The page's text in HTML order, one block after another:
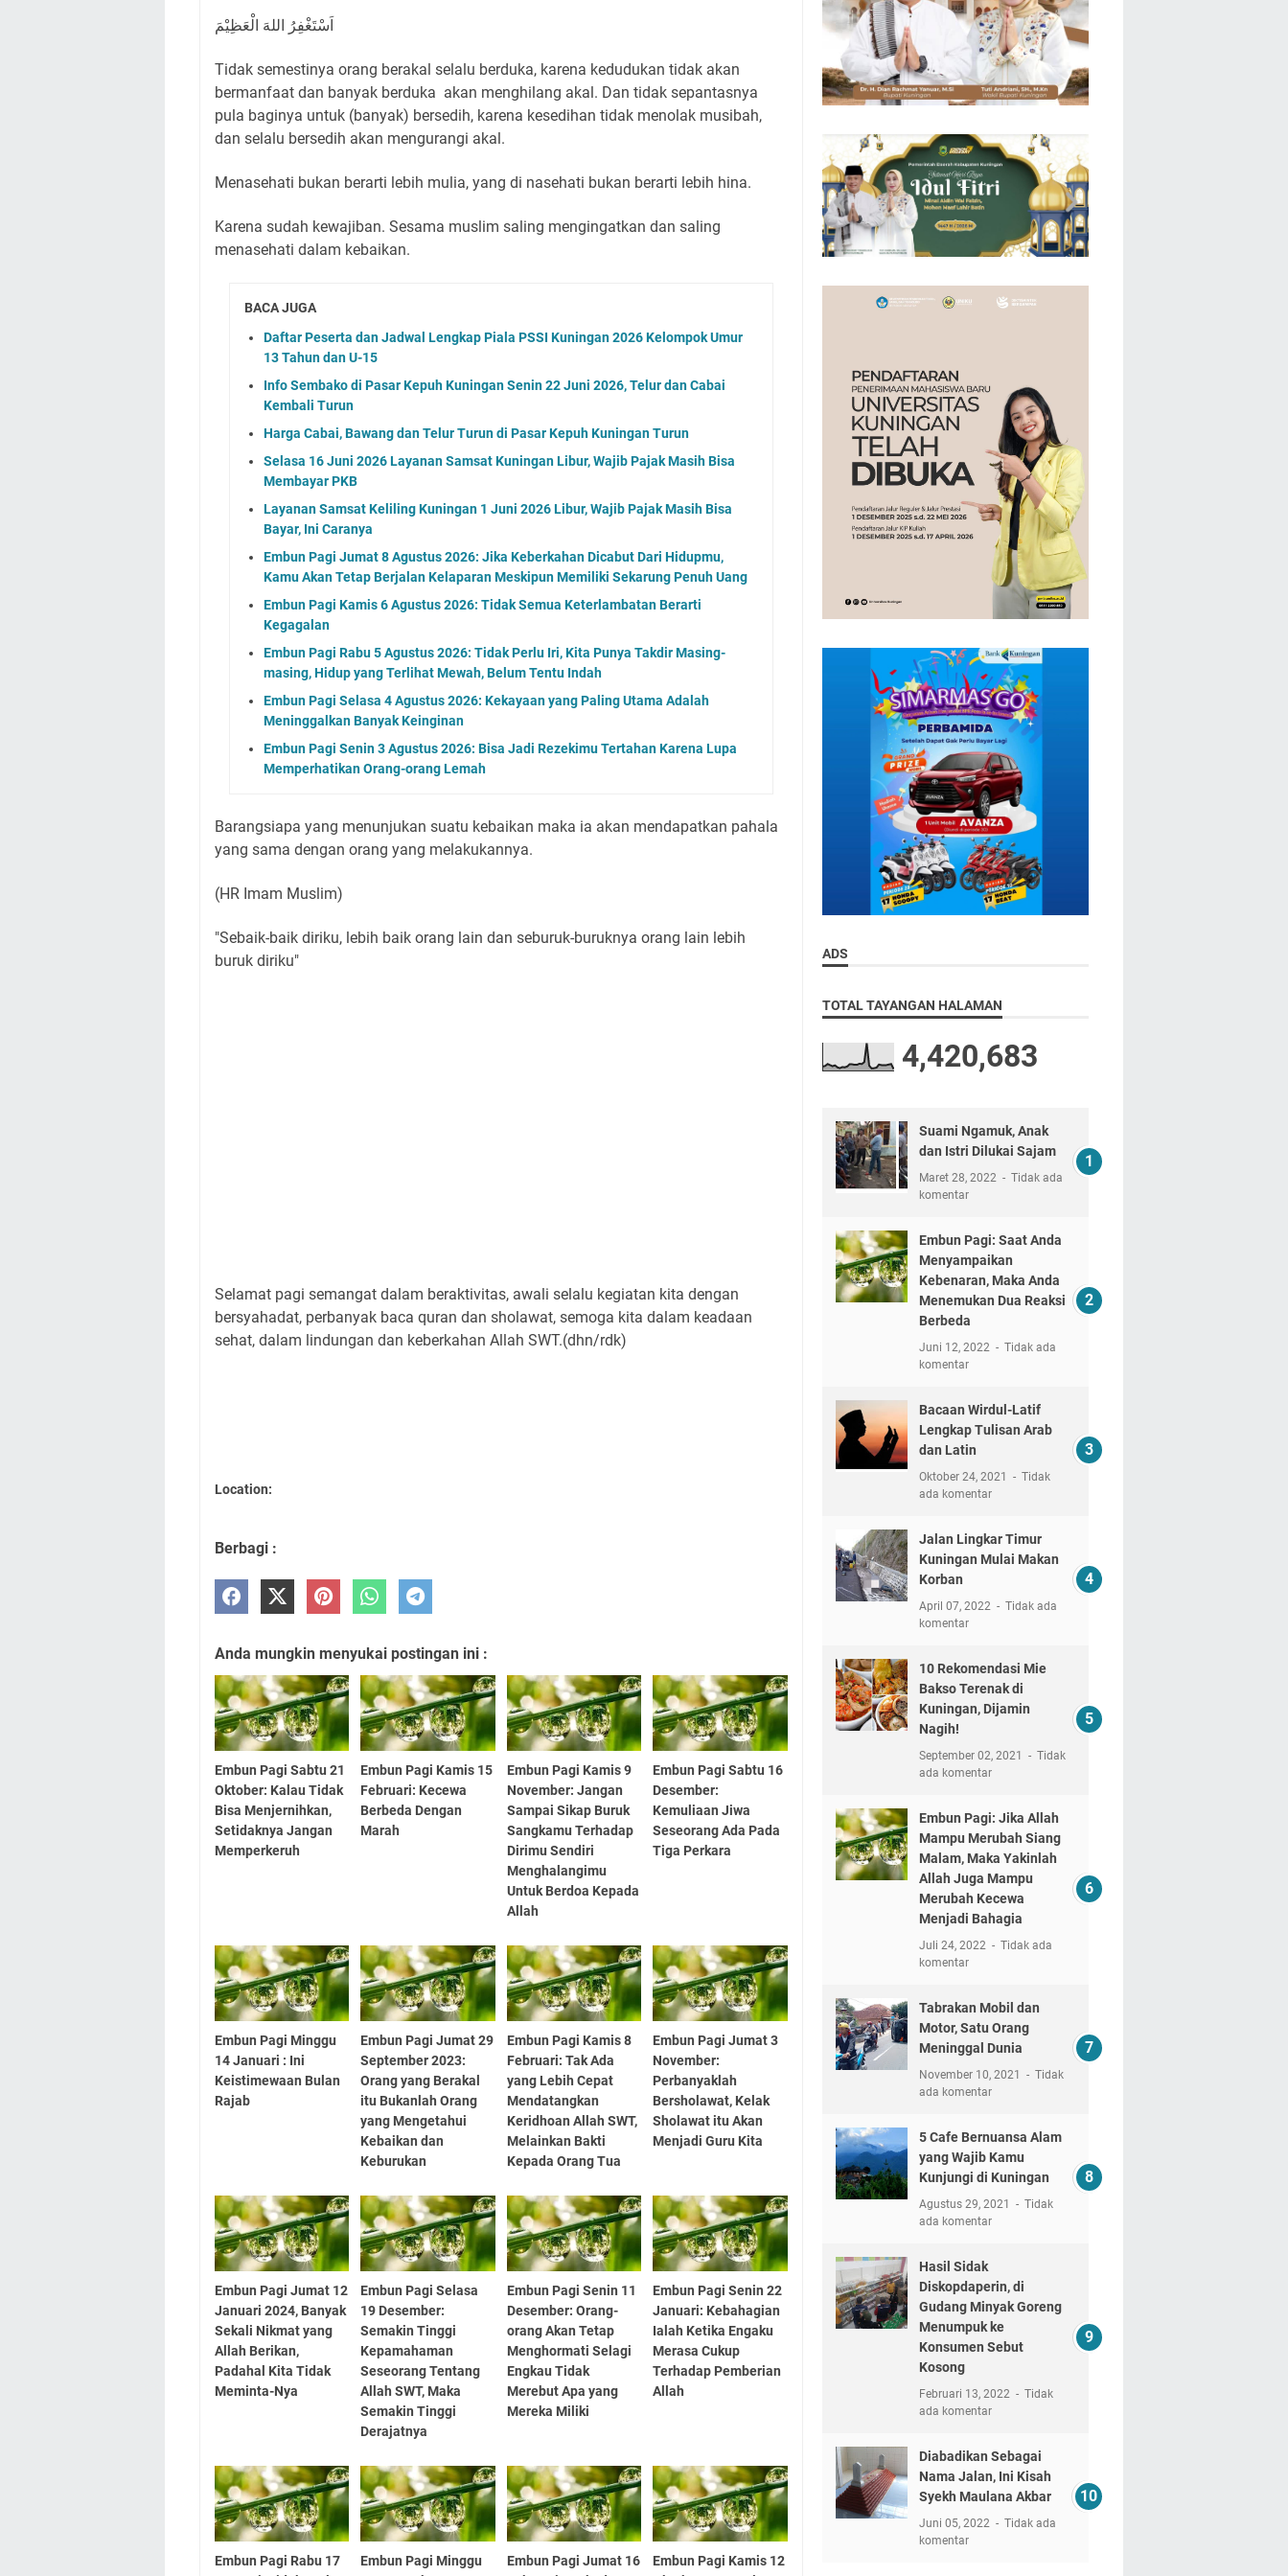
اَسْتَغْفِرُ اللهَ الْعَظِيْمَ
Tidak semestinya orang berakal selalu berduka, karena kedudukan tidak akan
bermanfaat dan banyak berduka akan menghilang akal. Dan tidak sepantasnya
pula baginya untuk (banyak) bersedih, karena kesedihan tidak menolak musibah,
dan selalu bersedih akan mengurangi akal.
Menasehati bukan berarti lebih mulia, yang di nasehati bukan berarti lebih hina.
Karena sudah kewajiban. Sesama muslim saling mengingatkan dan saling
menasehati dalam kebaikan.
BACA JUGA
Daftar Peserta dan Jadwal Lengkap Piala PSSI Kuningan 2026 Kelompok Umur
13 Tahun dan U-15
Info Sembako di Pasar Kepuh Kuningan Senin 22 Juni 2026, Telur dan Cabai
Kembali Turun
Harga Cabai, Bawang dan Telur Turun di Pasar Kepuh Kuningan Turun
Selasa 16 Juni 2026 Layanan Samsat Kuningan Libur, Wajib Pajak Masih Bisa
Membayar PKB
Layanan Samsat Keliling Kuningan 1 Juni 2026 Libur, Wajib Pajak Masih Bisa
Bayar, Ini Caranya
Embun Pagi Jumat 8 Agustus 2026: Jika Keberkahan Dicabut Dari Hidupmu,
Kamu Akan Tetap Berjalan Kelaparan Meskipun Memiliki Sekarung Penuh Uang
Embun Pagi Kamis 6 Agustus 2026: Tidak Semua Keterlambatan Berarti
Kegagalan
Embun Pagi Rabu 5 Agustus 2026: Tidak Perlu Iri, Kita Punya Takdir Masing-
masing, Hidup yang Terlihat Mewah, Belum Tentu Indah
Embun Pagi Selasa 4 Agustus 2026: Kekayaan yang Paling Utama Adalah
Meninggalkan Banyak Keinginan
Embun Pagi Senin 3 Agustus 2026: Bisa Jadi Rezekimu Tertahan Karena Lupa
Memperhatikan Orang-orang Lemah
Barangsiapa yang menunjukan suatu kebaikan maka ia akan mendapatkan pahala
yang sama dengan orang yang melakukannya.
(HR Imam Muslim)
"Sebaik-baik diriku, lebih baik orang lain dan seburuk-buruknya orang lain lebih
buruk diriku"
Selamat pagi semangat dalam beraktivitas, awali selalu kegiatan kita dengan
bersyahadat, perbanyak baca quran dan sholawat, semoga kita dalam keadaan
sehat, dalam lindungan dan keberkahan Allah SWT.(dhn/rdk)
Location:
Berbagi :
Anda mungkin menyukai postingan ini :
Embun Pagi Sabtu 21
Oktober: Kalau Tidak
Bisa Menjernihkan,
Setidaknya Jangan
Memperkeruh
Embun Pagi Kamis 15
Februari: Kecewa
Berbeda Dengan
Marah
Embun Pagi Kamis 9
November: Jangan
Sampai Sikap Buruk
Sangkamu Terhadap
Dirimu Sendiri
Menghalangimu
Untuk Berdoa Kepada
Allah
Embun Pagi Sabtu 16
Desember:
Kemuliaan Jiwa
Seseorang Ada Pada
Tiga Perkara
Embun Pagi Minggu
14 Januari : Ini
Keistimewaan Bulan
Rajab
Embun Pagi Jumat 29
September 2023:
Orang yang Berakal
itu Bukanlah Orang
yang Mengetahui
Kebaikan dan
Keburukan
Embun Pagi Kamis 8
Februari: Tak Ada
yang Lebih Cepat
Mendatangkan
Keridhoan Allah SWT,
Melainkan Bakti
Kepada Orang Tua
Embun Pagi Jumat 3
November:
Perbanyaklah
Bersholawat, Kelak
Sholawat itu Akan
Menjadi Guru Kita
Embun Pagi Jumat 12
Januari 2024, Banyak
Sekali Nikmat yang
Allah Berikan,
Padahal Kita Tidak
Meminta-Nya
Embun Pagi Selasa
19 Desember:
Semakin Tinggi
Kepamahaman
Seseorang Tentang
Allah SWT, Maka
Semakin Tinggi
Derajatnya
Embun Pagi Senin 11
Desember: Orang-
orang Akan Tetap
Menghormati Selagi
Engkau Tidak
Merebut Apa yang
Mereka Miliki
Embun Pagi Senin 22
Januari: Kebahagian
Ialah Ketika Engaku
Merasa Cukup
Terhadap Pemberian
Allah
Embun Pagi Rabu 17
Embun Pagi Minggu
Embun Pagi Jumat 16
Embun Pagi Kamis 12
ADS
TOTAL TAYANGAN HALAMAN
4,420,683
Suami Ngamuk, Anak
dan Istri Dilukai Sajam
Maret 28, 2022
Tidak ada
komentar
Embun Pagi: Saat Anda
Menyampaikan
Kebenaran, Maka Anda
Menemukan Dua Reaksi
Berbeda
Juni 12, 2022
Tidak ada
komentar
Bacaan Wirdul-Latif
Lengkap Tulisan Arab
dan Latin
Oktober 24, 2021
Tidak
ada komentar
Jalan Lingkar Timur
Kuningan Mulai Makan
Korban
April 07, 2022
Tidak ada
komentar
10 Rekomendasi Mie
Bakso Terenak di
Kuningan, Dijamin
Nagih!
September 02, 2021
Tidak
ada komentar
Embun Pagi: Jika Allah
Mampu Merubah Siang
Malam, Maka Yakinlah
Allah Juga Mampu
Merubah Kecewa
Menjadi Bahagia
Juli 24, 2022
Tidak ada
komentar
Tabrakan Mobil dan
Motor, Satu Orang
Meninggal Dunia
November 10, 2021
Tidak
ada komentar
5 Cafe Bernuansa Alam
yang Wajib Kamu
Kunjungi di Kuningan
Agustus 29, 2021
Tidak
ada komentar
Hasil Sidak
Diskopdaperin, di
Gudang Minyak Goreng
Menumpuk ke
Konsumen Sebut
Kosong
Februari 13, 2022
Tidak
ada komentar
Diabadikan Sebagai
Nama Jalan, Ini Kisah
Syekh Maulana Akbar
Juni 05, 2022
Tidak ada
komentar